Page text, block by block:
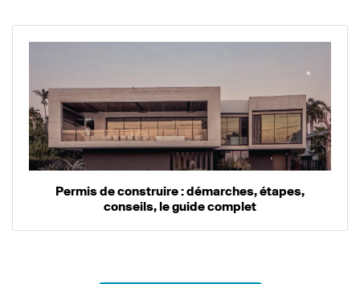
Permis de construire : démarches, étapes,
conseils, le guide complet